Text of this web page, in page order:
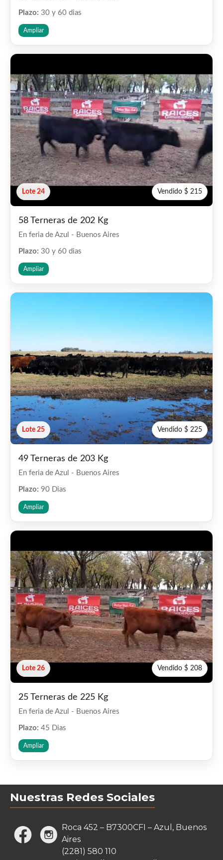
Plazo: 30 y 60 dias
Ampliar
Lote 24 Vendido $ 215
58 Terneras de 202 Kg
En feria de Azul - Buenos Aires
Plazo: 30 y 60 dias
Ampliar
Lote 25 Vendido $ 225
49 Terneras de 203 Kg
En feria de Azul - Buenos Aires
Plazo: 90 Dias
Ampliar
Lote 26 Vendido $ 208
25 Terneras de 225 Kg
En feria de Azul - Buenos Aires
Plazo: 45 Dias
Ampliar
Nuestras Redes Sociales
Roca 452 – B7300CFI – Azul, Buenos
Aires
(2281) 580 110